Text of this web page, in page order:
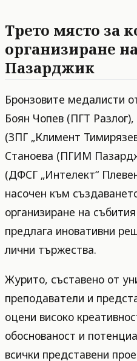
Трето място за
организиране
Пазарджик
Бронзовите медалисти
Боян Чопев (ПГТ
(ЗПГ „Климент
Станоева (ПГИМ
(ДФСГ „Интелект“
насочен към
организиране на
предлага иновативни
лични тържества.
Журито, съставено от
преподаватели и
оцени високо
обоснованост и
всички представени